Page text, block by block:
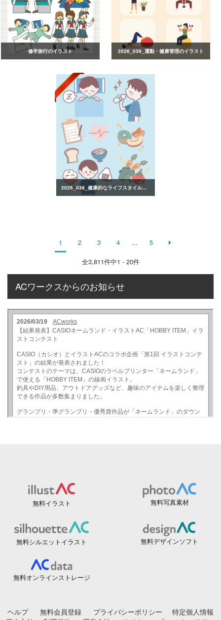
修学旅行のイラスト 2026_039_運動・健康管理のイラスト
2026_038_健康的なライフスタイルのイラスト
1 2 3 4 ... 5
全3,811件中1 - 20件
ACワークスからのお知らせ
無料イラスト 無料写真素材
無料シルエットイラスト 無料デザインソフト
無料オンラインストレージ
ヘルプ 無料会員登録 プライバシーポリシー
特定個人情報